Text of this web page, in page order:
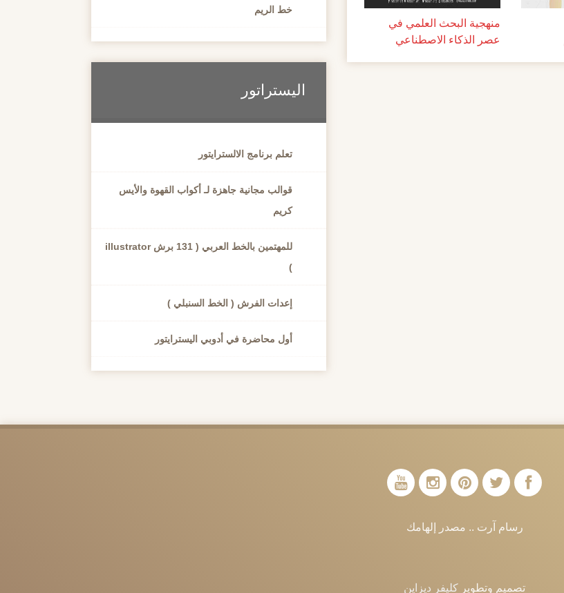
منهجية البحث العلمي في
عصر الذكاء الاصطناعي
خط الريم
اليستراتور
تعلم برنامج الالسترايتور
قوالب مجانية جاهزة لـ أكواب القهوة والأيس
كريم
للمهتمين بالخط العربي ( 131 برش illustrator
)
إعدات الفرش ( الخط السنبلي )
أول محاضرة في أدوبي اليسترايتور
رسام آرت .. مصدر إلهامك
تصميم وتطوير كليفر ديزاين